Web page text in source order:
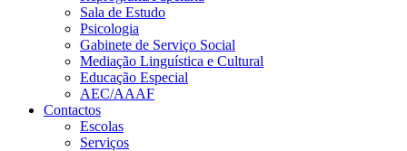
Sala de Estudo
Psicologia
Gabinete de Serviço Social
Mediação Linguística e Cultural
Educação Especial
AEC/AAAF
Contactos
Escolas
Serviços